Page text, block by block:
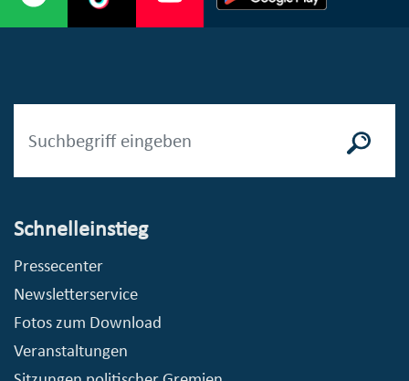
Schnelleinstieg
Pressecenter
Newsletterservice
Fotos zum Download
Veranstaltungen